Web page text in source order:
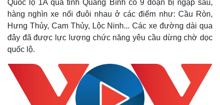
Quốc lộ 1A qua tỉnh Quảng Bình có 9 đoạn bị ngập sâu,
hàng nghìn xe nối đuôi nhau ở các điểm như: Cầu Ròn,
Hưng Thủy, Cam Thủy, Lộc Ninh... Các xe đường dài qua
đây đã được lực lượng chức năng yêu cầu dừng chờ dọc
quốc lộ.